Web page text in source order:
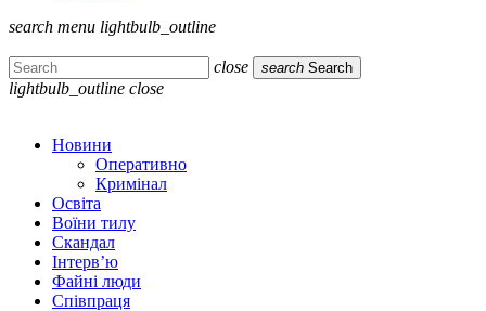
search menu lightbulb_outline
close search Search
lightbulb_outline close
Новини
Оперативно
Кримінал
Освіта
Воїни тилу
Скандал
Інтерв’ю
Файні люди
Співпраця